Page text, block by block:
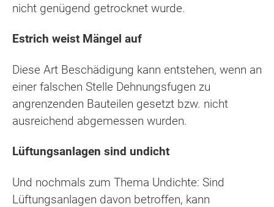
nicht genügend getrocknet wurde.
Estrich weist Mängel auf
Diese Art Beschädigung kann entstehen, wenn an
einer falschen Stelle Dehnungsfugen zu
angrenzenden Bauteilen gesetzt bzw. nicht
ausreichend abgemessen wurden.
Lüftungsanlagen sind undicht
Und nochmals zum Thema Undichte: Sind
Lüftungsanlagen davon betroffen, kann